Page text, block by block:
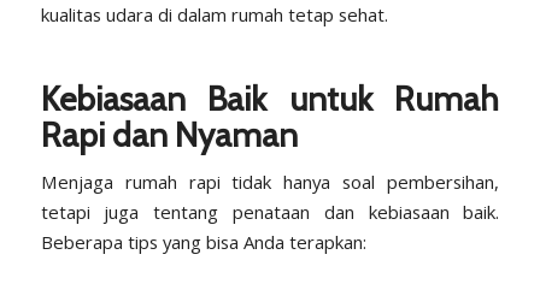
kualitas udara di dalam rumah tetap sehat.
Kebiasaan Baik untuk Rumah
Rapi dan Nyaman
Menjaga rumah rapi tidak hanya soal pembersihan,
tetapi juga tentang penataan dan kebiasaan baik.
Beberapa tips yang bisa Anda terapkan: